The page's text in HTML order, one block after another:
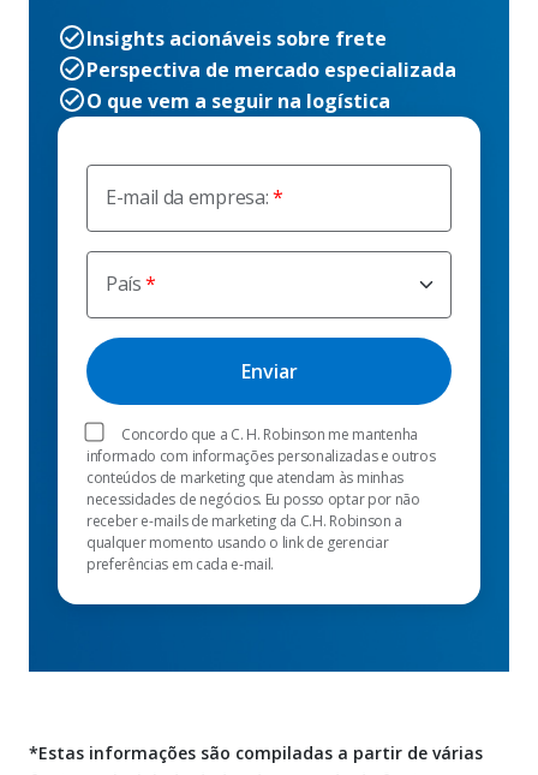
E-mail da empresa:
País
Concordo que a C. H. Robinson me mantenha
informado com informações personalizadas e outros
conteúdos de marketing que atendam às minhas
necessidades de negócios. Eu posso optar por não
receber e-mails de marketing da C.H. Robinson a
qualquer momento usando o link de gerenciar
preferências em cada e-mail.
Insights acionáveis sobre frete
Perspectiva de mercado especializada
O que vem a seguir na logística
*Estas informações são compiladas a partir de várias